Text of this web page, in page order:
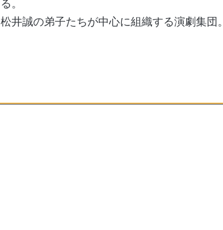
。
井誠の弟子たちが中心に組織する演劇集団。